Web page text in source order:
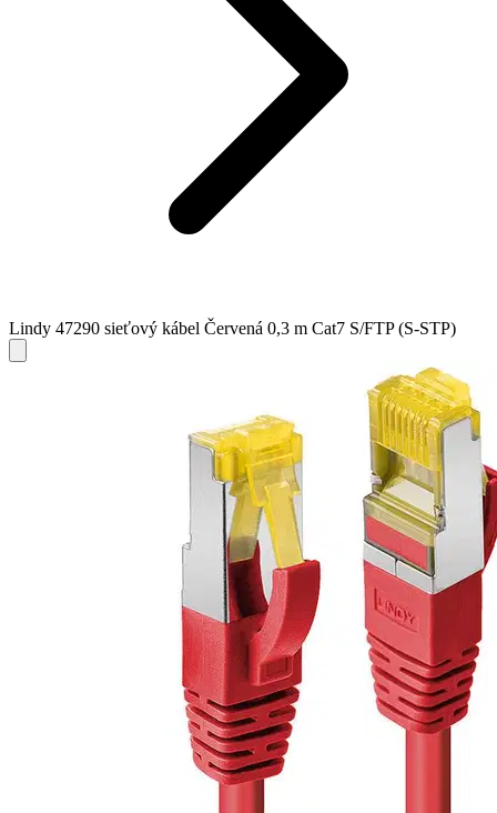
Lindy 47290 sieťový kábel Červená 0,3 m Cat7 S/FTP (S-STP)